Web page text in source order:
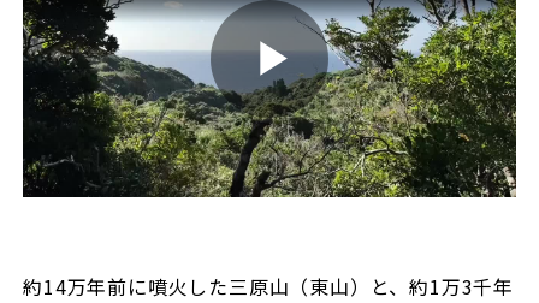
P
約14万年前に噴火した三原山（東山）と、約1万3千年